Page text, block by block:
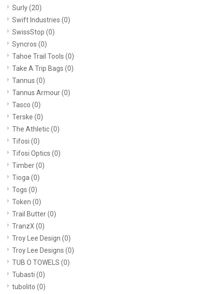
Surly(20)
Swift Industries (0)
SwissStop (0)
Syncros (0)
Tahoe Trail Tools (0)
Take A Trip Bags (0)
Tannus (0)
Tannus Armour(0)
Tasco (0)
Terske (0)
The Athletic(0)
Tifosi (0)
Tifosi Optics (0)
Timber(0)
Tioga (0)
Togs (0)
Token (0)
Trail Butter(0)
TranzX (0)
Troy Lee Design (0)
Troy Lee Designs (0)
TUB O TOWELS (0)
Tubasti (0)
tubolito (0)